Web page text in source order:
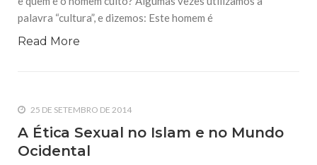
palavra “cultura”, e dizemos: Este homem é
Read More
25 DE SETEMBRO DE 2014
A Ética Sexual no Islam e no Mundo
Ocidental